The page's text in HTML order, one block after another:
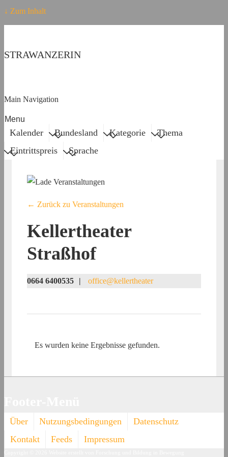
↓ Zum Inhalt
STRAWANZERIN
Main Navigation
Menu
Kalender Bundesland Kategorie
Thema
Eintrittspreis
Sprache
← Zurück zu Veranstaltungen
Kellertheater
Straßhof
0664 6400535 | office@kellertheater
Es wurden keine Ergebnisse gefunden.
Über Nutzungsbedingungen
Datenschutz
Kontakt
Feeds Impressum